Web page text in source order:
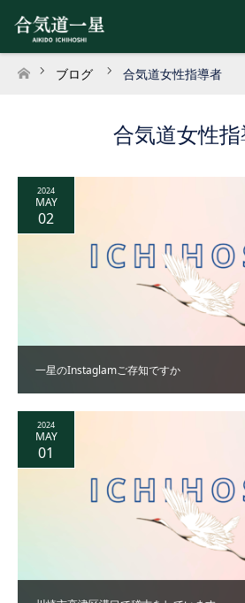
ホーム
ブログ 合気道女性指導者
合気道女性指
一星のInstaglamご存知ですか
2024
MAY
02
2024
MAY
01